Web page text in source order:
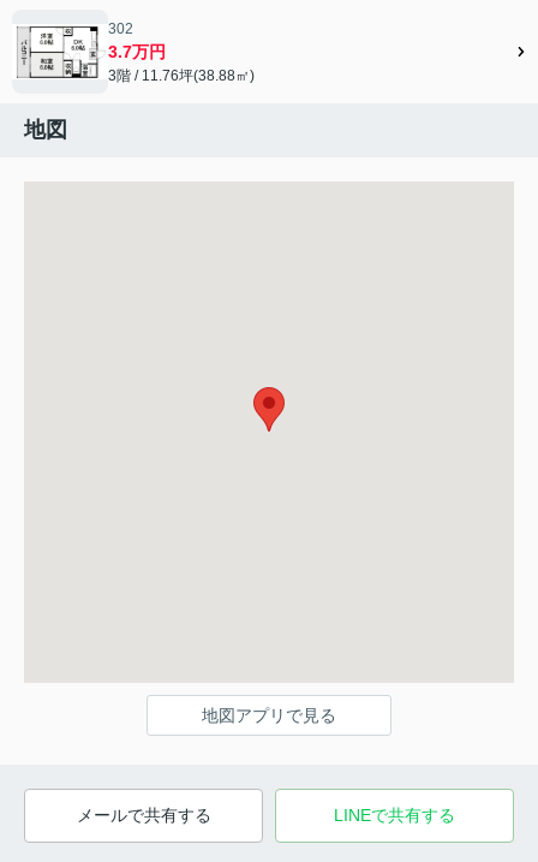
302
3.7万円
3階 / 11.76坪(38.88㎡)
地図
地図アプリで見る
メールで共有する LINEで共有する